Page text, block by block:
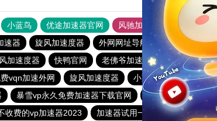
小蓝鸟 优途加速器官网 风驰加速器
旋风加速器
速器 旋风加速度器 外网网址导航 软件中心
加速度器 快鸭官网 老佛爷加速器 旋风加速度器
vqn加速外网 旋风加速度器 小蓝鸟pvn加速器
暴雪vp永久免费加速器下载官网 黑豹加速器
爬
收费的vp加速器2023 加速器试用一天 永久不收费